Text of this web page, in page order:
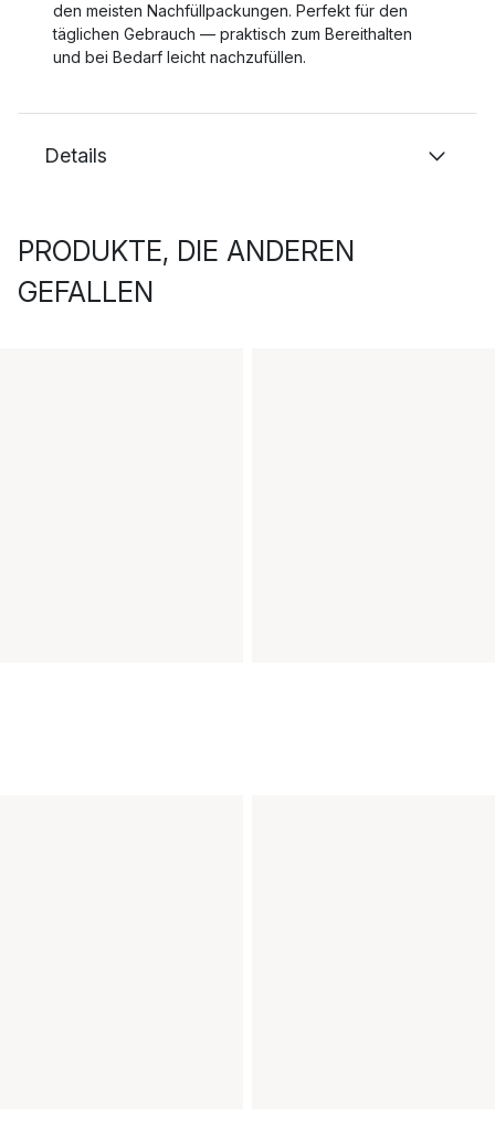
den meisten Nachfüllpackungen. Perfekt für den
täglichen Gebrauch — praktisch zum Bereithalten
und bei Bedarf leicht nachzufüllen.
Details
PRODUKTE, DIE ANDEREN
GEFALLEN